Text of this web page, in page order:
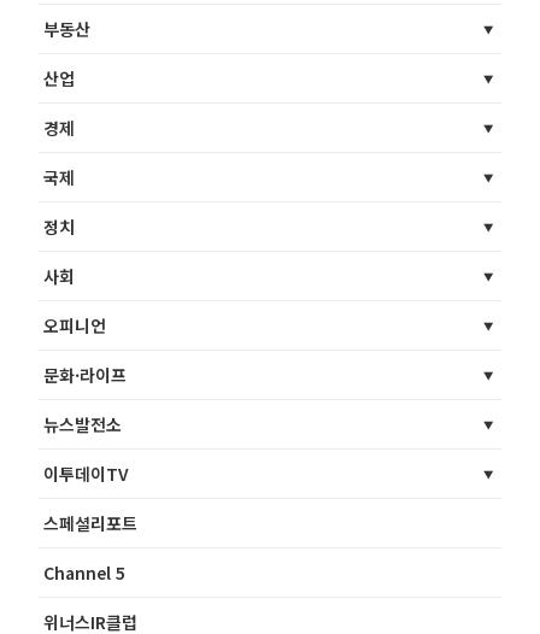
부동산
산업
경제
국제
정치
사회
오피니언
문화·라이프
뉴스발전소
이투데이TV
스페셜리포트
Channel 5
위너스IR클럽